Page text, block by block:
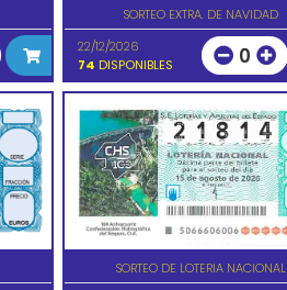
SORTEO EXTRA. DE NAVIDAD
22/12/2026
74 DISPONIBLES 0
SORTEO DE LOTERIA NACIONAL